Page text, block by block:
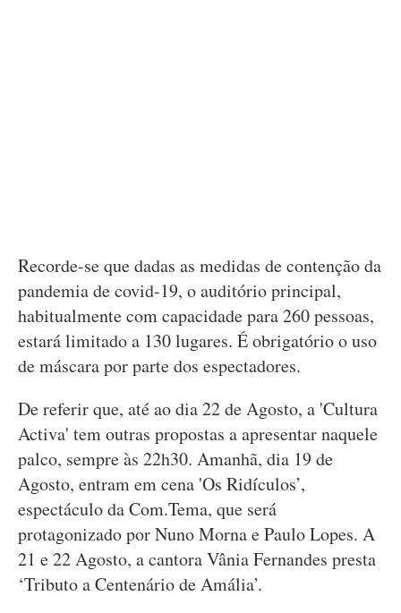
Recorde-se que dadas as medidas de contenção da
pandemia de covid-19, o auditório principal,
habitualmente com capacidade para 260 pessoas,
estará limitado a 130 lugares. É obrigatório o uso
de máscara por parte dos espectadores.
De referir que, até ao dia 22 de Agosto, a 'Cultura
Activa' tem outras propostas a apresentar naquele
palco, sempre às 22h30. Amanhã, dia 19 de
Agosto, entram em cena 'Os Ridículos’,
espectáculo da Com.Tema, que será
protagonizado por Nuno Morna e Paulo Lopes. A
21 e 22 Agosto, a cantora Vânia Fernandes presta
‘Tributo a Centenário de Amália’.